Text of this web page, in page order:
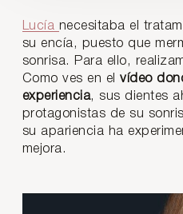
Lucía necesitaba el
su encía, puesto que
sonrisa. Para ello,
Como ves en elvídeo
experiencia, sus dientes
protagonistas de su
su apariencia ha
mejora.